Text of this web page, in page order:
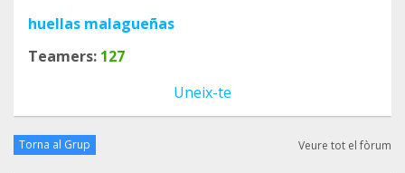
huellas malagueñas
Teamers: 127
Uneix-te
Torna al Grup Veure tot el fòrum